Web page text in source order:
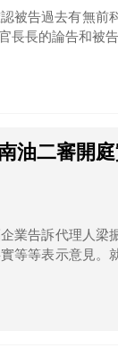
被告過去有無前
長長的論告和被告
油二審開
業告訴代理人梁
等等表示意見。